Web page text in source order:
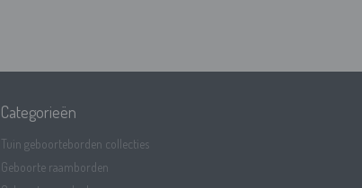
Categorieën
Tuin geboorteborden collecties
Geboorte raamborden